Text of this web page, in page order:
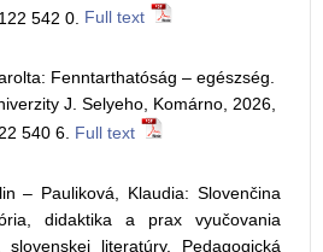
542 0. Full text
Fenntarthatóság – egészség.
J. Selyeho, Komárno, 2026,
540 6. Full text
– Pauliková, Klaudia: Slovenčina
didaktika a prax vyučovania
literatúry. Pedagogická